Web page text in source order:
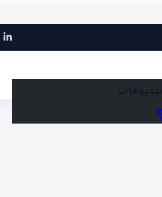
الفيديوهات